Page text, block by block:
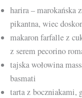
harira – marokańska
pikantna, wiec
makaron farfalle z
z serem pecorino
tajska wołowina
basmati
tarta z boczniakami,